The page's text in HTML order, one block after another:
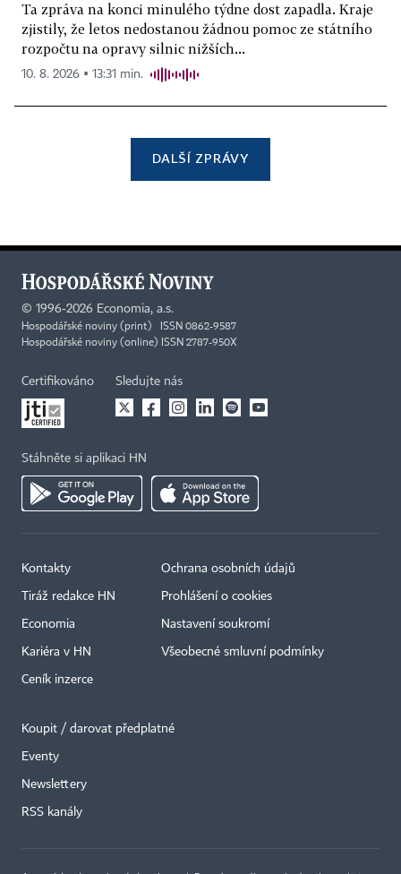
Ta zpráva na konci minulého týdne dost zapadla. Kraje
zjistily, že letos nedostanou žádnou pomoc ze státního
rozpočtu na opravy silnic nižších...
10. 8. 2026 ▪ 13:31 min.
DALŠÍ ZPRÁVY
© 1996-2026 Economia, a.s.
Hospodářské noviny (print) ISSN 0862-9587
Hospodářské noviny (online) ISSN 2787-950X
Certifikováno Sledujte nás
Stáhněte si aplikaci HN
Kontakty
Tiráž redakce HN
Economia
Kariéra v HN
Ceník inzerce
Ochrana osobních údajů
Prohlášení o cookies
Nastavení soukromí
Všeobecné smluvní podmínky
Koupit / darovat předplatné
Eventy
Newslettery
RSS kanály